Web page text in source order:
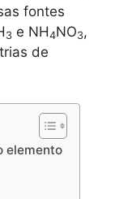
fontes
3 e NH4NO3,
de
elemento